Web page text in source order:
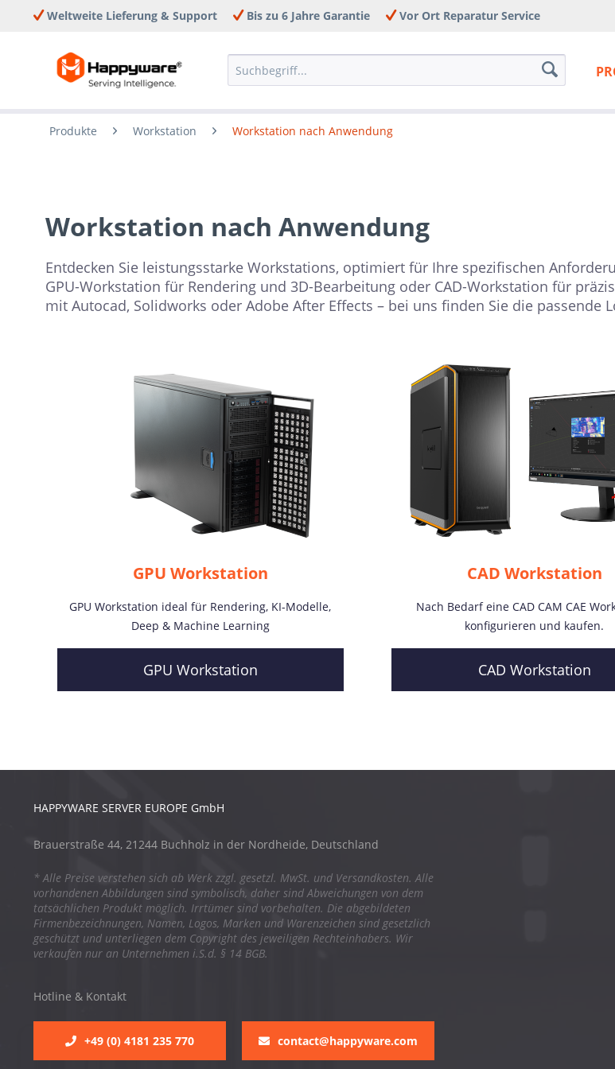
Weltweite Lieferung & Support Bis zu 6 Jahre Garantie Vor Ort Reparatur Service
Produkte Workstation Workstation nach Anwendung
Workstation nach Anwendung
Entdecken Sie leistungsstarke Workstations, optimiert für Ihre spezifischen
GPU-Workstation für Rendering und 3D-Bearbeitung oder CAD-Workstation für
mit Autocad, Solidworks oder Adobe After Effects – bei uns finden Sie die passende
GPU Workstation
GPU Workstation ideal für Rendering, KI-Modelle,
Deep & Machine Learning
GPU Workstation
CAD Workstation
Nach Bedarf eine CAD CAM CAE
konfigurieren und kaufen.
CAD Workstation
HAPPYWARE SERVER EUROPE GmbH
Brauerstraße 44, 21244 Buchholz in der Nordheide, Deutschland
* Alle Preise verstehen sich ab Werk zzgl. gesetzl. MwSt. und Versandkosten. Alle
vorhandenen Abbildungen sind symbolisch, daher sind Abweichungen von dem
tatsächlichen Produkt möglich. Irrtümer sind vorbehalten. Die abgebildeten
Firmenbezeichnungen, Namen, Logos, Marken und Warenzeichen sind gesetzlich
geschützt und unterliegen dem Copyright des jeweiligen Rechteinhabers. Wir
verkaufen nur an Unternehmen i.S.d. § 14 BGB.
Hotline & Kontakt
+49 (0) 4181 235 770 contact@happyware.com